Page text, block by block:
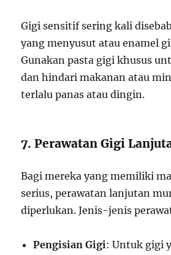
Gigi sensitif sering kali
yang menyusut atau enamel
Gunakan pasta gigi khusus
dan hindari makanan atau
terlalu panas atau dingin.
7. Perawatan Gigi
Bagi mereka yang memiliki
serius, perawatan lanjutan
diperlukan. Jenis-jenis
Pengisian Gigi: Untuk gigi